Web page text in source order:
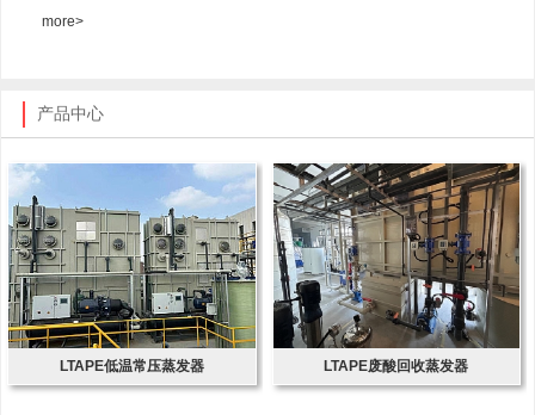
more>
产品中心
LTAPE低温常压蒸发器 LTAPE废酸回收蒸发器